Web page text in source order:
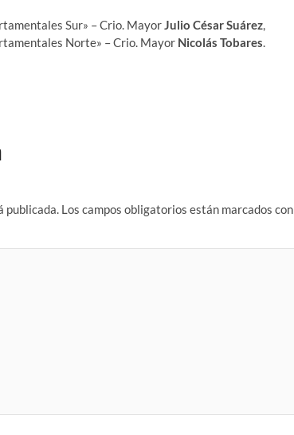
Sur» – Crio. MayorJulio César Suárez,
Norte» – Crio. Mayor Nicolás Tobares.
publicada. Los campos obligatorios están marcados con